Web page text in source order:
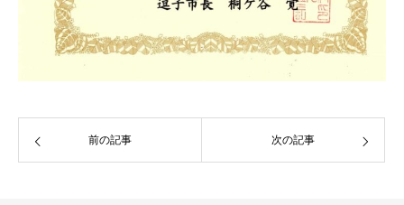
前の記事 次の記事